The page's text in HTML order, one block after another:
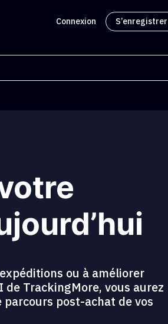
Connexion S’enregistrer
ou à améliorer
de TrackingMore, vous aurez
post-achat de vos